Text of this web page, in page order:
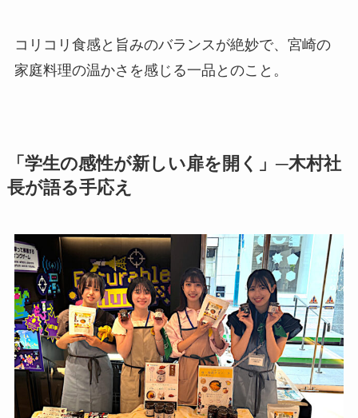
コリコリ食感と旨みのバランスが絶妙で、宮崎の
家庭料理の温かさを感じる一品とのこと。
「学生の感性が新しい扉を開く」─木村社
長が語る手応え